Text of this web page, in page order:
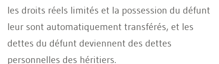
les droits réels limités et la possession du défunt
leur sont automatiquement transférés, et les
dettes du défunt deviennent des dettes
personnelles des héritiers.